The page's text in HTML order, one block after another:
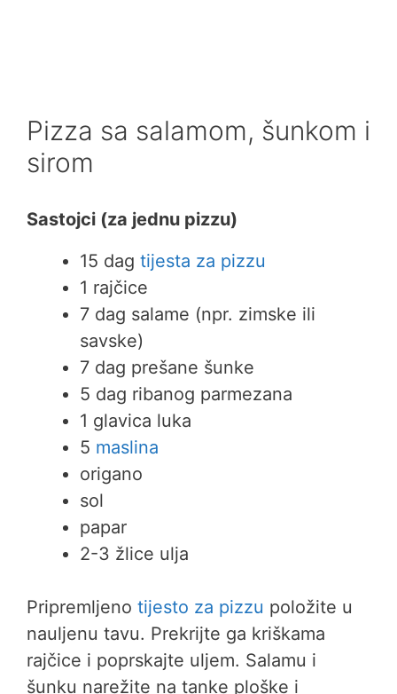
Pizza sa salamom, šunkom i
sirom
Sastojci (za jednu pizzu)
15 dag tijesta za pizzu
1 rajčice
7 dag salame (npr. zimske ili
savske)
7 dag prešane šunke
5 dag ribanog parmezana
1 glavica luka
5 maslina
origano
sol
papar
2-3 žlice ulja
Pripremljeno tijesto za pizzu položite u
nauljenu tavu. Prekrijte ga kriškama
rajčice i poprskajte uljem. Salamu i
šunku narežite na tanke ploške i